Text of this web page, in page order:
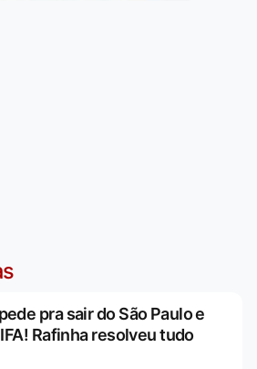
pra sair do São Paulo e
Rafinha resolveu tudo